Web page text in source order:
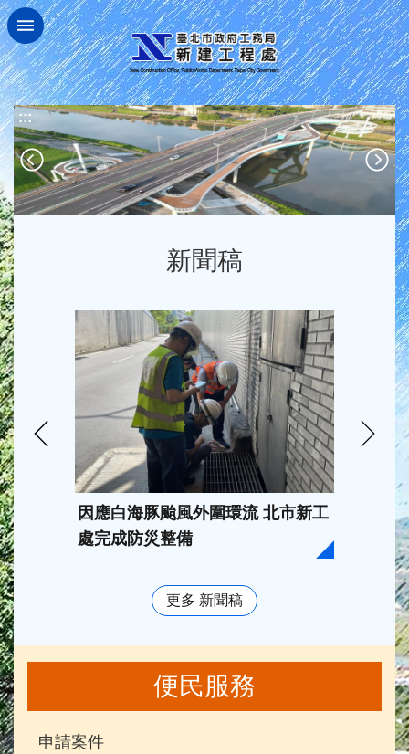
跳到主要內容區塊
:::
新聞稿
因應白海豚颱風外圍環流 北市新工
處完成防災整備
臺北
2026
獎，
更多 新聞稿
便民服務
申請案件